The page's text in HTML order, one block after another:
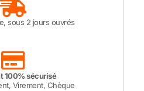
sous 2 jours ouvrés
100% sécurisé
Virement, Chèque